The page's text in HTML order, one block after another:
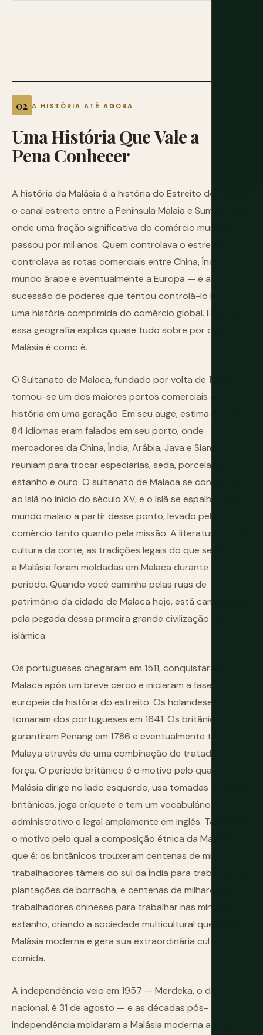
A HISTÓRIA ATÉ AGORA
UmaHistóriaQueValea
PenaConhecer
A história da Malásia é a história do Estreito de Malaca,
o canal estreito entre a Península Malaia e Sumatra por
onde uma fração significativa do comércio mundial
passou por mil anos. Quem controlava o estreito
controlava as rotas comerciais entre China, Índia, o
mundo árabe e eventualmente a Europa — e a
sucessão de poderes que tentou controlá-lo lê como
uma história comprimida do comércio global. Entender
essa geografia explica quase tudo sobre por que a
Malásia é como é.
O Sultanato de Malaca, fundado por volta de 1400,
tornou-se um dos maiores portos comerciais da
história em uma geração. Em seu auge, estima-se que
84 idiomas eram falados em seu porto, onde
mercadores da China, Índia, Arábia, Java e Siam se
reuniam para trocar especiarias, seda, porcelana,
estanho e ouro. O sultanato de Malaca se converteu
ao Islã no início do século XV, e o Islã se espalhou pelo
mundo malaio a partir desse ponto, levado pelo
comércio tanto quanto pela missão. A literatura oral, a
cultura da corte, as tradições legais do que se tornou
a Malásia foram moldadas em Malaca durante esse
período. Quando você caminha pelas ruas de
patrimônio da cidade de Malaca hoje, está caminhando
pela pegada dessa primeira grande civilização malaio-
islâmica.
Os portugueses chegaram em 1511, conquistaram
Malaca após um breve cerco e iniciaram a fase
europeia da história do estreito. Os holandeses o
tomaram dos portugueses em 1641. Os britânicos
garantiram Penang em 1786 e eventualmente toda a
Malaya através de uma combinação de tratados e
força. O período britânico é o motivo pelo qual a
Malásia dirige no lado esquerdo, usa tomadas elétricas
britânicas, joga críquete e tem um vocabulário
administrativo e legal amplamente em inglês. Também é
o motivo pelo qual a composição étnica da Malásia é o
que é: os britânicos trouxeram centenas de milhares de
trabalhadores tâmeis do sul da Índia para trabalhar nas
plantações de borracha, e centenas de milhares de
trabalhadores chineses para trabalhar nas minas de
estanho, criando a sociedade multicultural que define a
Malásia moderna e gera sua extraordinária cultura de
comida.
A independência veio em 1957 — Merdeka, o dia
nacional, é 31 de agosto — e as décadas pós-
independência moldaram a Malásia moderna através